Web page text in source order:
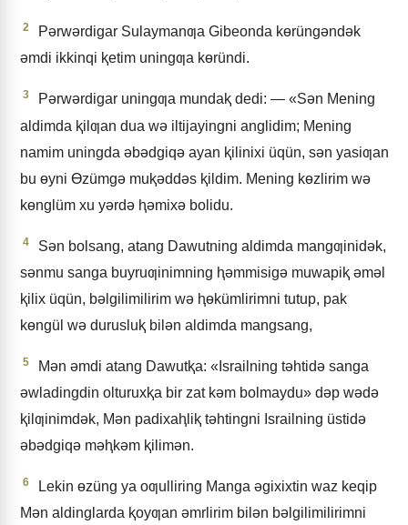
2
Pǝrwǝrdigar Sulaymanƣa Gibeonda kɵrüngǝndǝk
ǝmdi ikkinqi ⱪetim uningƣa kɵründi.
3
Pǝrwǝrdigar uningƣa mundaⱪ dedi: — «Sǝn Mening
aldimda ⱪilƣan dua wǝ iltijayingni anglidim; Mening
namim uningda ǝbǝdgiqǝ ayan ⱪilinixi üqün, sǝn yasiƣan
bu ɵyni Ɵzümgǝ muⱪǝddǝs ⱪildim. Mening kɵzlirim wǝ
kɵnglüm xu yǝrdǝ ⱨǝmixǝ bolidu.
4
Sǝn bolsang, atang Dawutning aldimda mangƣinidǝk,
sǝnmu sanga buyruƣinimning ⱨǝmmisigǝ muwapiⱪ ǝmǝl
ⱪilix üqün, bǝlgilimilirim wǝ ⱨɵkümlirimni tutup, pak
kɵngül wǝ durusluⱪ bilǝn aldimda mangsang,
5
Mǝn ǝmdi atang Dawutⱪa: «Israilning tǝhtidǝ sanga
ǝwladingdin olturuxⱪa bir zat kǝm bolmaydu» dǝp wǝdǝ
ⱪilƣinimdǝk, Mǝn padixaⱨliⱪ tǝhtingni Israilning üstidǝ
ǝbǝdgiqǝ mǝⱨkǝm ⱪilimǝn.
6
Lekin ɵzüng ya oƣulliring Manga ǝgixixtin waz keqip
Mǝn aldinglarda ⱪoyƣan ǝmrlirim bilǝn bǝlgilimilirimni